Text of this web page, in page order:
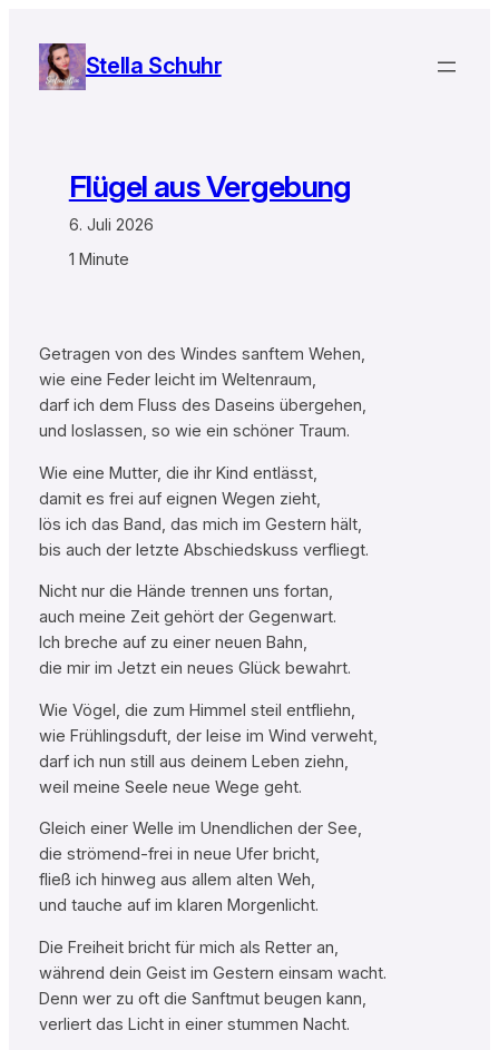
Inhalt
springen
Stella Schuhr
Flügel aus Vergebung
6. Juli 2026
1 Minute
Getragen von des Windes sanftem Wehen,
wie eine Feder leicht im Weltenraum,
darf ich dem Fluss des Daseins übergehen,
und loslassen, so wie ein schöner Traum.
Wie eine Mutter, die ihr Kind entlässt,
damit es frei auf eignen Wegen zieht,
lös ich das Band, das mich im Gestern hält,
bis auch der letzte Abschiedskuss verfliegt.
Nicht nur die Hände trennen uns fortan,
auch meine Zeit gehört der Gegenwart.
Ich breche auf zu einer neuen Bahn,
die mir im Jetzt ein neues Glück bewahrt.
Wie Vögel, die zum Himmel steil entfliehn,
wie Frühlingsduft, der leise im Wind verweht,
darf ich nun still aus deinem Leben ziehn,
weil meine Seele neue Wege geht.
Gleich einer Welle im Unendlichen der See,
die strömend-frei in neue Ufer bricht,
fließ ich hinweg aus allem alten Weh,
und tauche auf im klaren Morgenlicht.
Die Freiheit bricht für mich als Retter an,
während dein Geist im Gestern einsam wacht.
Denn wer zu oft die Sanftmut beugen kann,
verliert das Licht in einer stummen Nacht.